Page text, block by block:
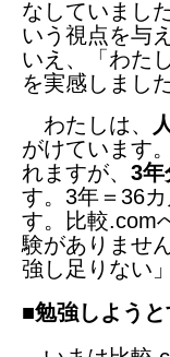
なしていまし
いう視点を与
いえ、「わた
を実感しました
わたしは、
がけています
れますが、 3年
す。3年＝36
す。比較.com
験がありませ
強し足りない
■勉強しよう